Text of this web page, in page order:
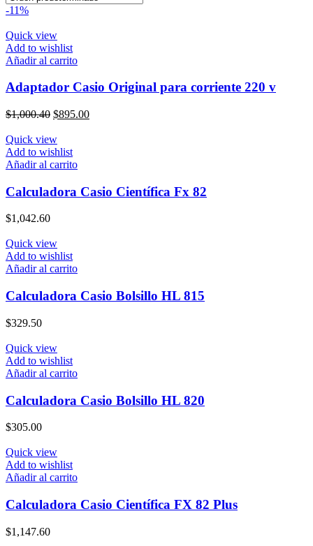
-11%
Quick view
Add to wishlist
Añadir al carrito
Adaptador Casio Original para corriente 220 v
$1,000.40 El
original
era:
$1,000.40.
$895.00El
Quick view
Add to wishlist
Añadir al carrito
Calculadora Casio Científica Fx 82
$1,042.60
Quick view
Add to wishlist
Añadir al carrito
Calculadora Casio Bolsillo HL 815
$329.50
Quick view
Add to wishlist
Añadir al carrito
Calculadora Casio Bolsillo HL 820
$305.00
Quick view
Add to wishlist
Añadir al carrito
Calculadora Casio Científica FX 82 Plus
$1,147.60